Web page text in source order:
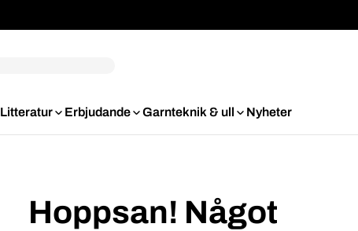
Litteratur Erbjudande Garnteknik & ull Nyheter
Hoppsan! Något